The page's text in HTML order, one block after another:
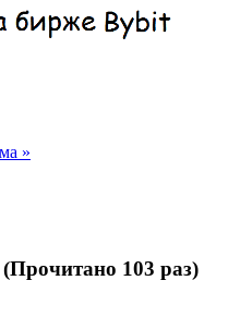
»
103 раз)